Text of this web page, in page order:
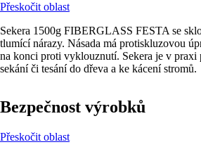
Přeskočit oblast
Sekera 1500g FIBERGLASS FESTA se
tlumící nárazy. Násada má protiskluzovou
na konci proti vyklouznutí. Sekera je v praxi
sekání či tesání do dřeva a ke kácení stromů.
Bezpečnost výrobků
Přeskočit oblast